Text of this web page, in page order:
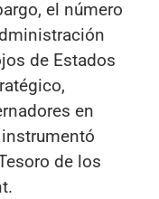
el número
de Estados
en
de los